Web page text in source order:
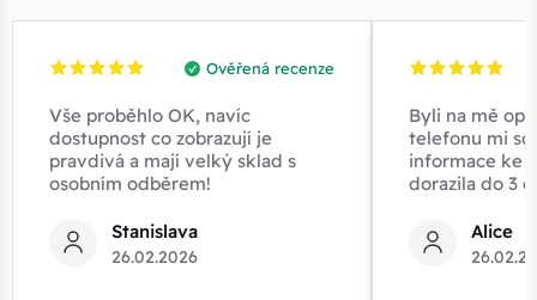
Ověřená recenze
Vše proběhlo OK, navíc
dostupnost co zobrazují je
pravdivá a mají velký sklad s
osobním odběrem!
Stanislava
26.02.2026
Byli na mě
telefonu mi
informace ke
dorazila do 3
Alice